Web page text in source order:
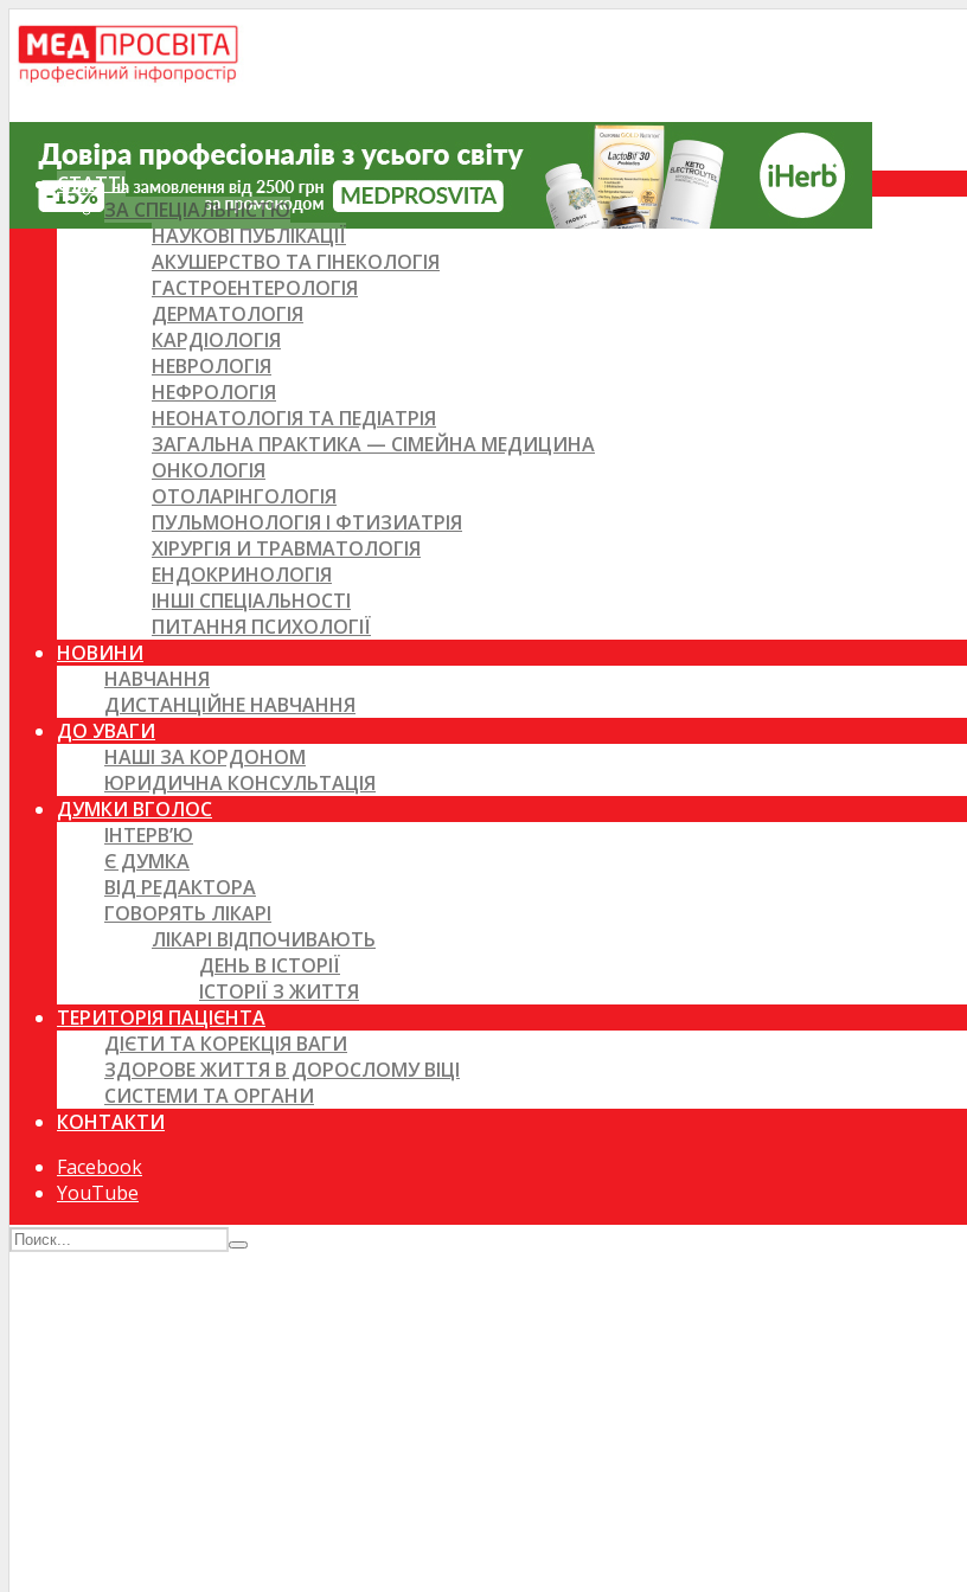
СТАТТІ
ЗА СПЕЦІАЛЬНІСТЮ
НАУКОВІ ПУБЛІКАЦІЇ
АКУШЕРСТВО ТА ГІНЕКОЛОГІЯ
ГАСТРОЕНТЕРОЛОГІЯ
ДЕРМАТОЛОГІЯ
КАРДІОЛОГІЯ
НЕВРОЛОГІЯ
НЕФРОЛОГІЯ
НЕОНАТОЛОГІЯ ТА ПЕДІАТРІЯ
ЗАГАЛЬНА ПРАКТИКА — СІМЕЙНА МЕДИЦИНА
ОНКОЛОГІЯ
ОТОЛАРІНГОЛОГІЯ
ПУЛЬМОНОЛОГІЯ І ФТИЗИАТРІЯ
ХІРУРГІЯ И ТРАВМАТОЛОГІЯ
ЕНДОКРИНОЛОГІЯ
ІНШІ СПЕЦІАЛЬНОСТІ
ПИТАННЯ ПСИХОЛОГІЇ
НОВИНИ
НАВЧАННЯ
ДИСТАНЦІЙНЕ НАВЧАННЯ
ДО УВАГИ
НАШІ ЗА КОРДОНОМ
ЮРИДИЧНА КОНСУЛЬТАЦІЯ
ДУМКИ ВГОЛОС
ІНТЕРВ’Ю
Є ДУМКА
ВІД РЕДАКТОРА
ГОВОРЯТЬ ЛІКАРІ
ЛІКАРІ ВІДПОЧИВАЮТЬ
ДЕНЬ В ІСТОРІЇ
ІСТОРІЇ З ЖИТТЯ
ТЕРИТОРІЯ ПАЦІЄНТА
ДІЄТИ ТА КОРЕКЦІЯ ВАГИ
ЗДОРОВЕ ЖИТТЯ В ДОРОСЛОМУ ВІЦІ
СИСТЕМИ ТА ОРГАНИ
КОНТАКТИ
Facebook
YouTube